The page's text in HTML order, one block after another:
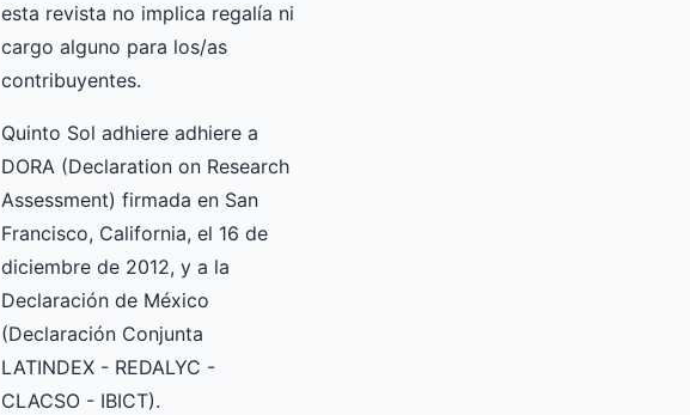
esta revista no implica regalía ni
cargo alguno para los/as
contribuyentes.
Quinto Sol adhiere adhiere a
DORA (Declaration on Research
Assessment) firmada en San
Francisco, California, el 16 de
diciembre de 2012, y a la
Declaración de México
(Declaración Conjunta
LATINDEX - REDALYC -
CLACSO - IBICT).